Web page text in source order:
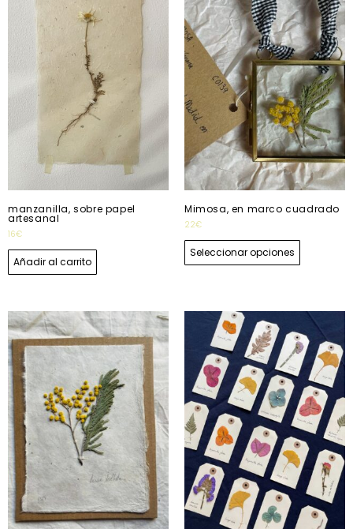
manzanilla, sobre papel
artesanal
16€
Añadir al carrito
Mimosa, en marco cuadrado
22€
Seleccionar opciones